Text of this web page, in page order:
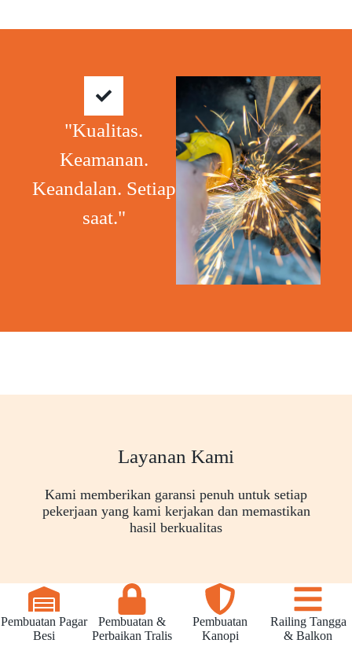
"Kualitas.
Keamanan.
Keandalan. Setiap
saat."
Layanan Kami
Kami memberikan garansi penuh untuk setiap
pekerjaan yang kami kerjakan dan memastikan
hasil berkualitas
Pembuatan Pagar
Besi
Pembuatan &
Perbaikan Tralis
Pembuatan
Kanopi
Railing Tangga
& Balkon